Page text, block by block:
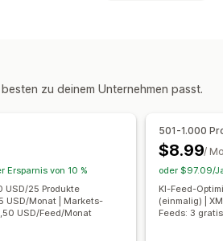
Angebotsanalyse
Standorten
Großbestellung
Trackingsynchronisierung
Inventarsynchronisierung
Formeln
Benutzerdefinierte Regeln
Targeting für Kollektionen
Massenbearbeitung
zu deinem Unternehmen passt.
Ersparnis von 10 %
USD/25 Produkte
USD/Monat | Markets-
USD/Feed/Monat
501-1.000
$8.99/
oder $97.09/
KI-Feed-
(einmalig) |
Feeds: 3